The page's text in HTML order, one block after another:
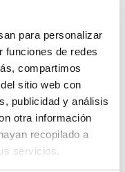
para personalizar
funciones de redes
compartimos
sitio web con
publicidad y análisis
otra información
recopilado a
servicios.